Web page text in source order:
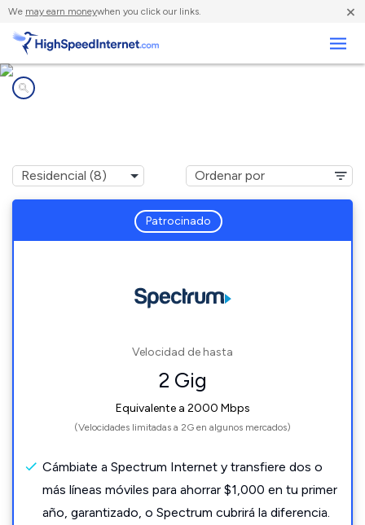
We may earn moneywhen you click our links. ×
Patrocinado
Velocidad de hasta
2 Gig
Equivalente a 2000 Mbps
(Velocidades limitadas a 2G en algunos mercados)
Cámbiate a Spectrum Internet y transfiere dos o
más líneas móviles para ahorrar $1,000 en tu primer
año, garantizado, o Spectrum cubrirá la diferencia.